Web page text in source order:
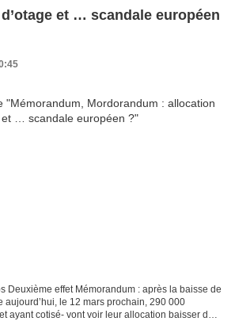
et … scandale européen
Deuxième effet Mémorandum : après la baisse de
aujourd’hui, le 12 mars prochain, 290 000
ayant cotisé- vont voir leur allocation baisser de